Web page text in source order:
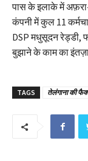
पास के इलाके में
कंपनी में कुल 11
DSP मधुसूदन रेड्डी,
बुझाने के काम का
TAGS तेलंगाना की